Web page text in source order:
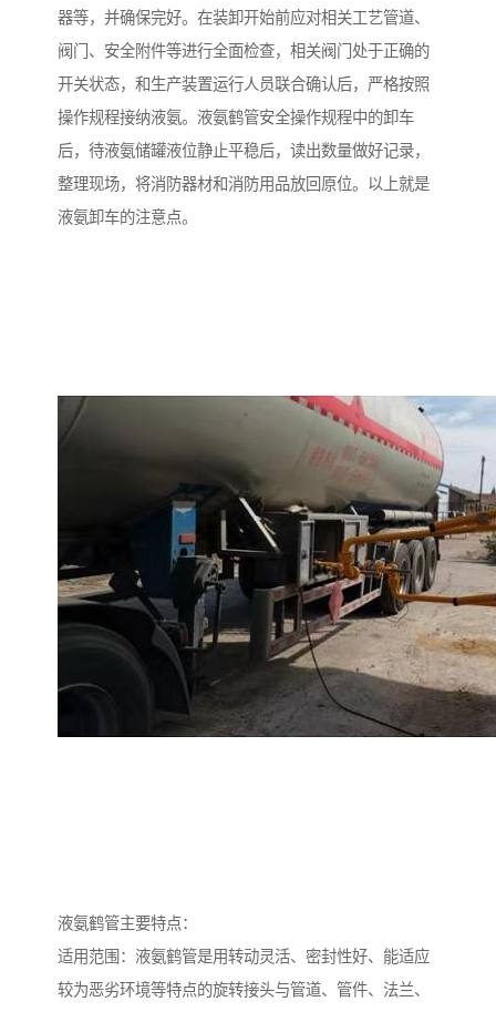
器等，并确保完好。在装卸开始前应对相关工艺管道、
阀门、安全附件等进行全面检查，相关阀门处于正确的
开关状态，和生产装置运行人员联合确认后，严格按照
操作规程接纳液氨。液氨鹤管安全操作规程中的卸车
后，待液氨储罐液位静止平稳后，读出数量做好记录，
整理现场，将消防器材和消防用品放回原位。以上就是
液氨卸车的注意点。
液氨鹤管主要特点：
适用范围：液氨鹤管是用转动灵活、密封性好、能适应
较为恶劣环境等特点的旋转接头与管道、管件、法兰、